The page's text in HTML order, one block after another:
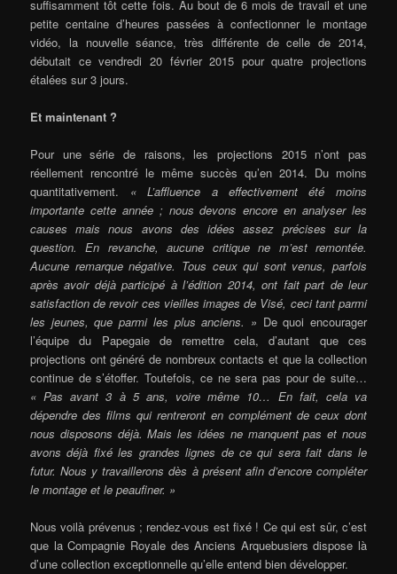
suffisamment tôt cette fois. Au bout de 6 mois de travail et une
petite centaine d’heures passées à confectionner le montage
vidéo, la nouvelle séance, très différente de celle de 2014,
débutait ce vendredi 20 février 2015 pour quatre projections
étalées sur 3 jours.
Et maintenant ?
Pour une série de raisons, les projections 2015 n’ont pas
réellement rencontré le même succès qu’en 2014. Du moins
quantitativement. « L’affluence a effectivement été moins
importante cette année ; nous devons encore en analyser les
causes mais nous avons des idées assez précises sur la
question. En revanche, aucune critique ne m’est remontée.
Aucune remarque négative. Tous ceux qui sont venus, parfois
après avoir déjà participé à l’édition 2014, ont fait part de leur
satisfaction de revoir ces vieilles images de Visé, ceci tant parmi
les jeunes, que parmi les plus anciens. » De quoi encourager
l’équipe du Papegaie de remettre cela, d’autant que ces
projections ont généré de nombreux contacts et que la collection
continue de s’étoffer. Toutefois, ce ne sera pas pour de suite…
« Pas avant 3 à 5 ans, voire même 10… En fait, cela va
dépendre des films qui rentreront en complément de ceux dont
nous disposons déjà. Mais les idées ne manquent pas et nous
avons déjà fixé les grandes lignes de ce qui sera fait dans le
futur. Nous y travaillerons dès à présent afin d’encore compléter
le montage et le peaufiner. »
Nous voilà prévenus ; rendez-vous est fixé ! Ce qui est sûr, c’est
que la Compagnie Royale des Anciens Arquebusiers dispose là
d’une collection exceptionnelle qu’elle entend bien développer.